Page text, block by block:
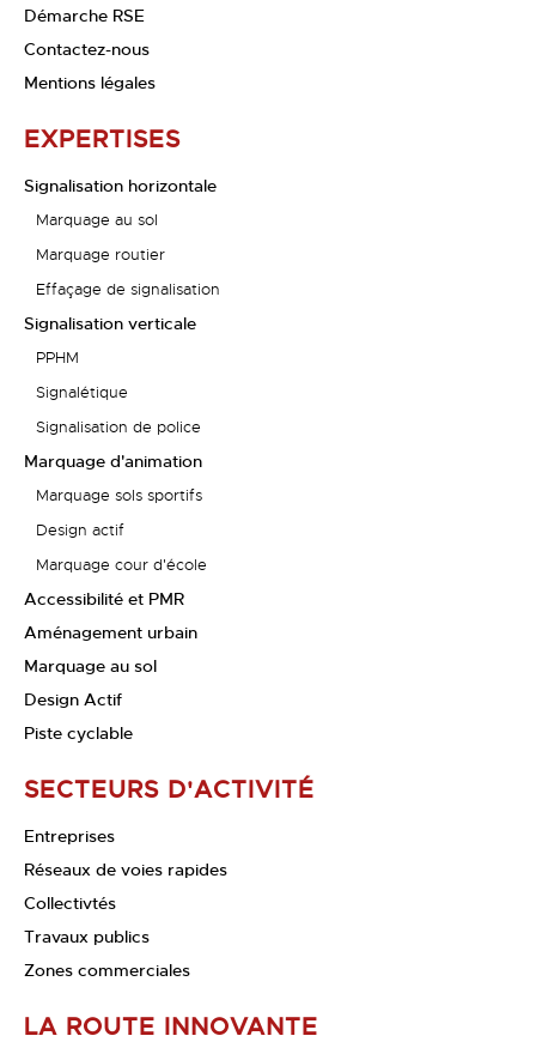
Démarche RSE
Contactez-nous
Mentions légales
EXPERTISES
Signalisation horizontale
Marquage au sol
Marquage routier
Effaçage de signalisation
Signalisation verticale
PPHM
Signalétique
Signalisation de police
Marquage d'animation
Marquage sols sportifs
Design actif
Marquage cour d'école
Accessibilité et PMR
Aménagement urbain
Marquage au sol
Design Actif
Piste cyclable
SECTEURS D'ACTIVITÉ
Entreprises
Réseaux de voies rapides
Collectivtés
Travaux publics
Zones commerciales
LA ROUTE INNOVANTE